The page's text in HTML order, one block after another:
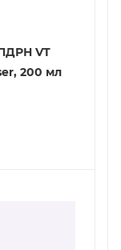
VT
200 мл